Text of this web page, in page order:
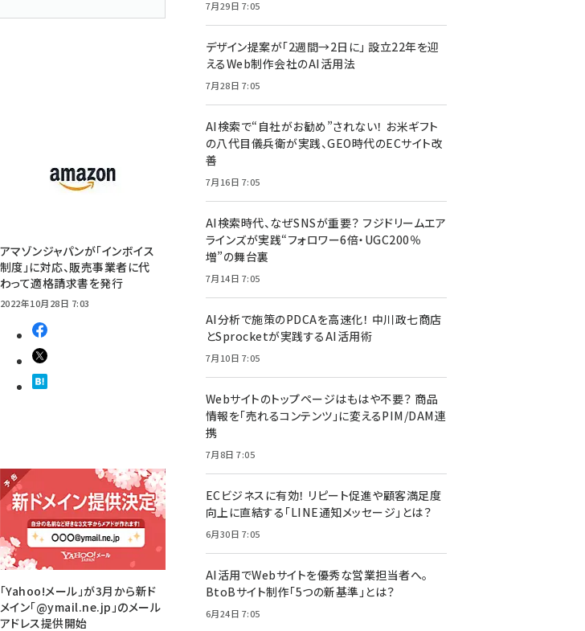
アマゾンジャパンが「インボイス
制度」に対応、販売事業者に代
わって適格請求書を発行
2022年10月28日 7:03
「Yahoo!メール」が3月から新ド
メイン「@ymail.ne.jp」のメール
アドレス提供開始
7月29日 7:05
デザイン提案が「2週間→2日に」 設立22年を迎
えるWeb制作会社のAI活用法
7月28日 7:05
AI検索で“自社がお勧め”されない！ お米ギフト
の八代目儀兵衛が実践、GEO時代のECサイト改
善
7月16日 7:05
AI検索時代、なぜSNSが重要？ フジドリームエア
ラインズが実践“フォロワー6倍・UGC200％
増”の舞台裏
7月14日 7:05
AI分析で施策のPDCAを高速化！ 中川政七商店
とSprocketが実践するAI活用術
7月10日 7:05
Webサイトのトップページはもはや不要？ 商品
情報を「売れるコンテンツ」に変えるPIM/DAM連
携
7月8日 7:05
ECビジネスに有効！ リピート促進や顧客満足度
向上に直結する「LINE通知メッセージ」とは？
6月30日 7:05
AI活用でWebサイトを優秀な営業担当者へ。
BtoBサイト制作「5つの新基準」とは？
6月24日 7:05